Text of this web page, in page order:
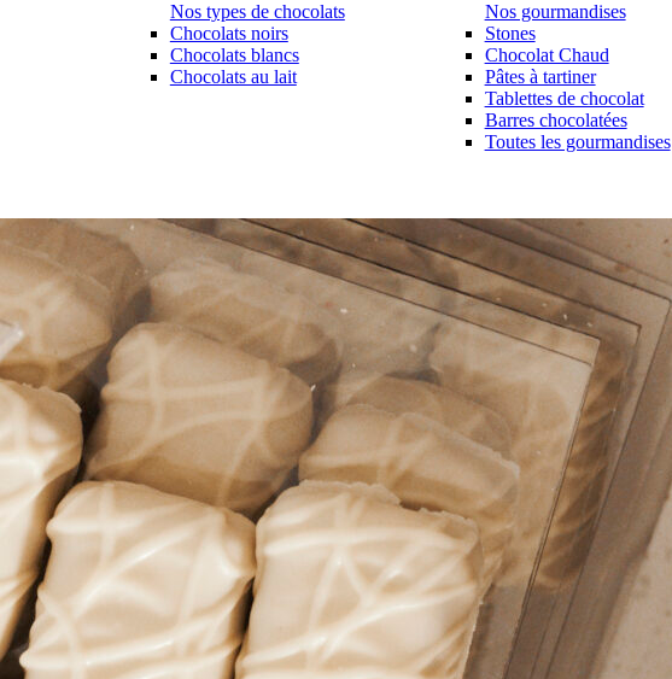
Nos types de chocolats
Chocolats noirs
Chocolats blancs
Chocolats au lait
Nos gourmandises
Stones
Chocolat Chaud
Pâtes à tartiner
Tablettes de chocolat
Barres chocolatées
Toutes les gourmandises